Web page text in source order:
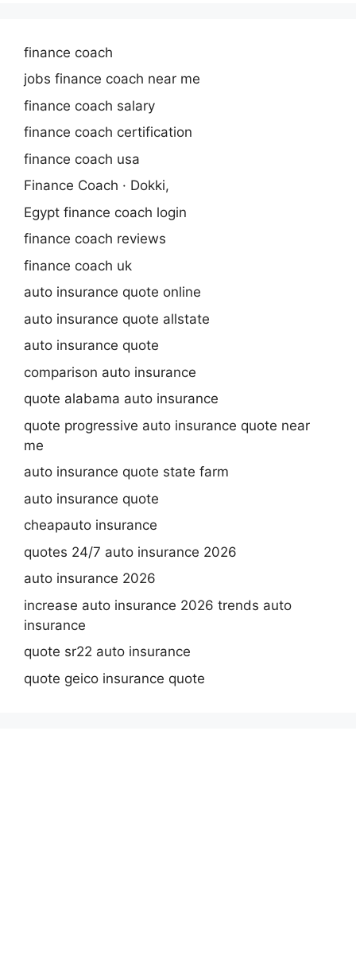
finance coach
jobs finance coach near me
finance coach salary
finance coach certification
finance coach usa
Finance Coach · Dokki,
Egypt finance coach login
finance coach reviews
finance coach uk
auto insurance quote online
auto insurance quote allstate
auto insurance quote
comparison auto insurance
quote alabama auto insurance
quote progressive auto insurance quote near
me
auto insurance quote state farm
auto insurance quote
cheapauto insurance
quotes 24/7 auto insurance 2026
auto insurance 2026
increase auto insurance 2026 trends auto
insurance
quote sr22 auto insurance
quote geico insurance quote